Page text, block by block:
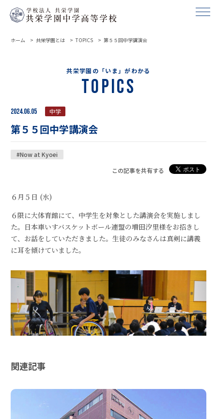
ホーム 共栄学園とは TOPICS 第５５回中学講演会
共栄学園の「いま」がわかる
Topics
2024.06.05 中学
第５５回中学講演会
#Now at Kyoei
この記事を共有する
６月５日 (水)
６限に大体育館にて、中学生を対象とした講演会を実施しまし
た。日本車いすバスケットボール連盟の増田汐里様をお招きし
て、お話をしていただきました。生徒のみなさんは真剣に講義
に耳を傾けていました。
関連記事